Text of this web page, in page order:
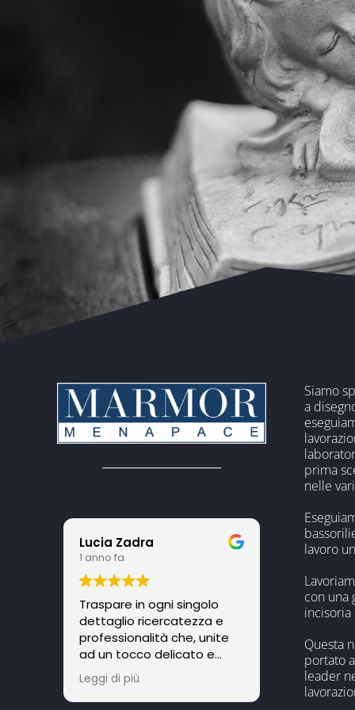
Lucia Zadra
1 anno fa
Traspare in ogni singolo
dettaglio ricercatezza e
professionalità che, unite
ad un tocco delicato e
sensibile riescono a scalfire
un momento duro come il
marmo. Un grazie speciale
Leggi di più
Siamo
a
prima
nelle
lavoro
con una
incisoria
Questa
portato
leader